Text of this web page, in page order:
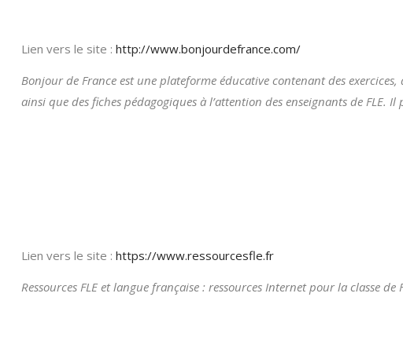
Lien vers le site : http://www.bonjourdefrance.com/
Bonjour de France est une plateforme éducative contenant des
ainsi que des fiches pédagogiques à l’attention des enseignants de FLE.
Lien vers le site : https://www.ressourcesfle.fr
Ressources FLE et langue française : ressources Internet pour la classe de